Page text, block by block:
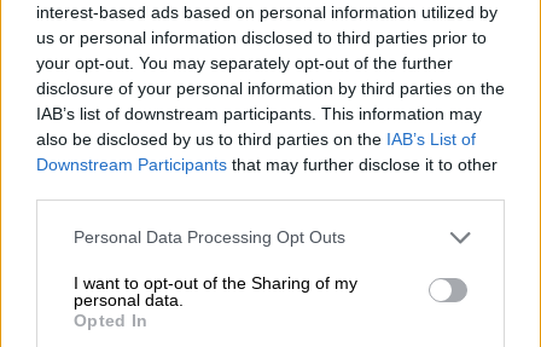
interest-based ads based on personal information utilized by
us or personal information disclosed to third parties prior to
your opt-out. You may separately opt-out of the further
disclosure of your personal information by third parties on the
IAB’s list of downstream participants. This information may
also be disclosed by us to third parties on the IAB’s List of
Downstream Participants that may further disclose it to other
Please note that this website/app uses one or more Google
not limited to your visit or usage behaviour. You may click to
grant or deny consent to Google and its third-party tags to
use your data for below specified purposes in below Google
Personal Data Processing Opt Outs
I want to opt-out of the Sharing of my
personal data.
Opted In
Εν τω μεταξύ, άλλες δύο τορπίλες
εξερράγησαν πάνω στον λιμενοβραχίονα,
έχοντας προφανώς ως στόχο τα επιβατηγά
που βρίσκονταν μέσα στο λιμάνι της Τήνου,
τα «Έλση» και «Έσπερος». Προφανώς,
τορπίλη έχει πλήξει το «Έλλη» στο μέσον
του δεξιού τμήματος της, κάτω από το
λεβητοστάσιο το οποίο εξερράγη. Από τύχη